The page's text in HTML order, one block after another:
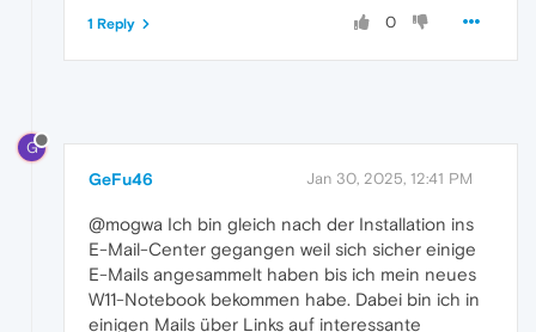
0
1 Reply
G
GeFu46 Jan 30, 2025, 12:41 PM
@mogwa Ich bin gleich nach der Installation ins
E-Mail-Center gegangen weil sich sicher einige
E-Mails angesammelt haben bis ich mein neues
W11-Notebook bekommen habe. Dabei bin ich in
einigen Mails über Links auf interessante